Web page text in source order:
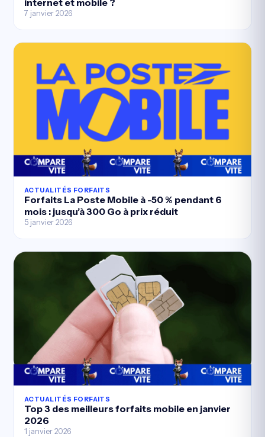
internet et mobile ?
7 janvier 2026
ACTUALITÉS FORFAITS
Forfaits La Poste Mobile à -50 % pendant 6
mois : jusqu’à 300 Go à prix réduit
5 janvier 2026
ACTUALITÉS FORFAITS
Top 3 des meilleurs forfaits mobile en janvier
2026
1 janvier 2026